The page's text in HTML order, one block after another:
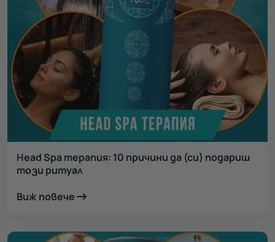
Head Spa терапия: 10 причини да (си) подариш
този ритуал
Виж повече